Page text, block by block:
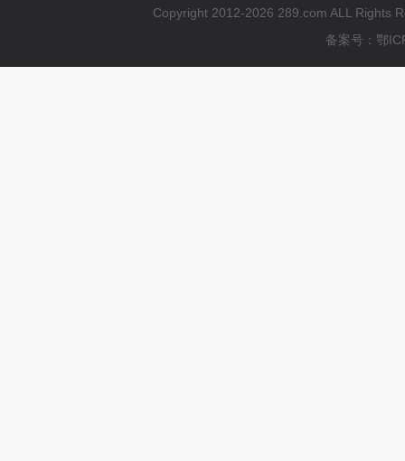
Copyright 2012-2026 289.com ALL Rights
备案号：鄂